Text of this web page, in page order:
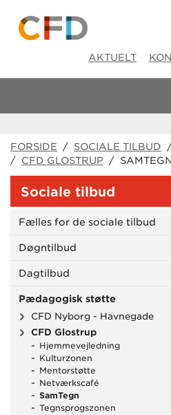
AKTUELT
FORSIDE / SOCIALE TILBUD
/ CFD GLOSTRUP /
Sociale tilbud
Fælles for de sociale tilbud
Døgntilbud
Dagtilbud
Pædagogisk støtte
CFD Nyborg - Havnegade
CFD Glostrup
Hjemmevejledning
Kulturzonen
Mentorstøtte
Netværkscafé
SamTegn
Tegnsprogszonen